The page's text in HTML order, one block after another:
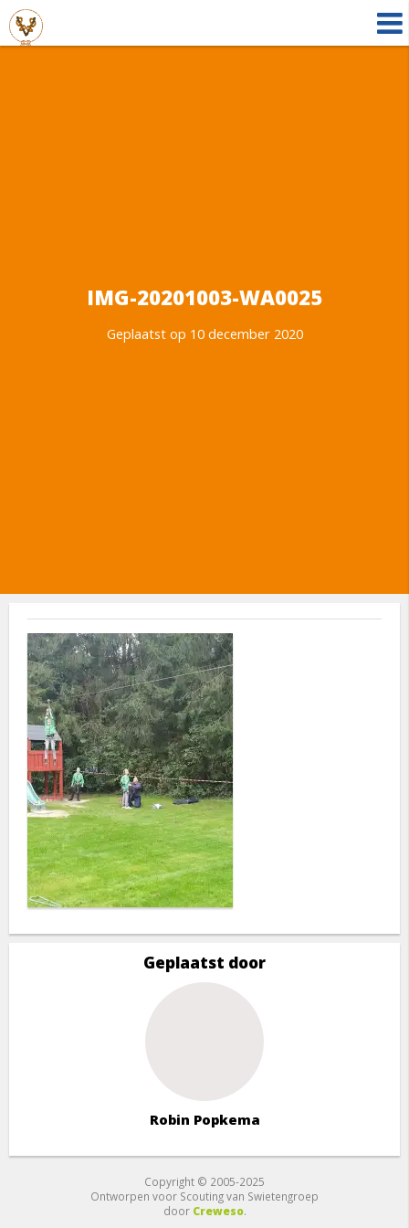
IMG-20201003-WA0025
Geplaatst op 10 december 2020
Geplaatst door
Robin Popkema
Copyright © 2005-2025
Ontworpen voor Scouting van Swietengroep
door Creweso.